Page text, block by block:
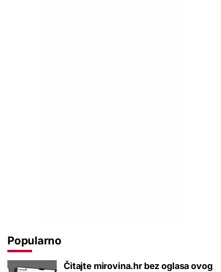
Popularno
Čitajte mirovina.hr bez oglasa ovog